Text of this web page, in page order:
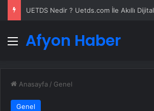
Datahost İle Güvenilir Sunucu Hizmetleri
Menü
Afyon Haber
Anasayfa / Genel
Genel